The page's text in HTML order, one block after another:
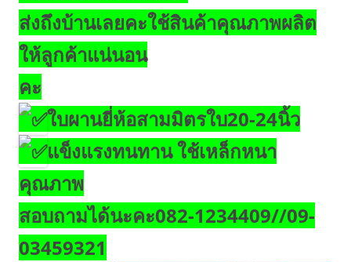
ส่งถึงบ้านเลยคะใช้สินค้าคุณภาพผลิต
ให้ลูกค้าแน่นอน
คะ
ใบผานยี่ห้อสามมิตรใบ20-24นิ้ว
แข็งแรงทนทาน ใช้เหล็กหนา
คุณภาพ
สอบถามได้นะคะ082-1234409//09-
03459321